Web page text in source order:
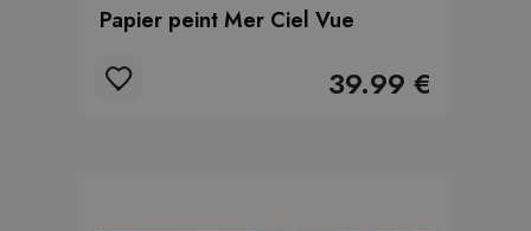
Papier peint Mer Ciel Vue
39.99 €